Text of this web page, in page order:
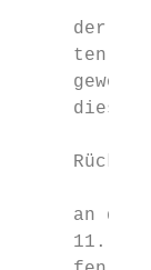
ten für
an
Mai